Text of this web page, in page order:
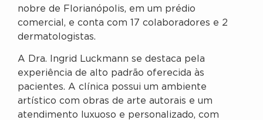
nobre de Florianópolis, em um prédio
comercial, e conta com 17 colaboradores e 2
dermatologistas.
A Dra. Ingrid Luckmann se destaca pela
experiência de alto padrão oferecida às
pacientes. A clínica possui um ambiente
artístico com obras de arte autorais e um
atendimento luxuoso e personalizado, com